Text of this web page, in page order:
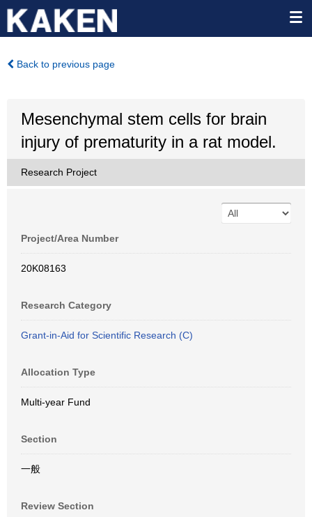
Back to previous page
Mesenchymal stem cells for brain
injury of prematurity in a rat model.
Research Project
Project/Area Number
20K08163
Research Category
Grant-in-Aid for Scientific Research (C)
Allocation Type
Multi-year Fund
Section
一般
Review Section